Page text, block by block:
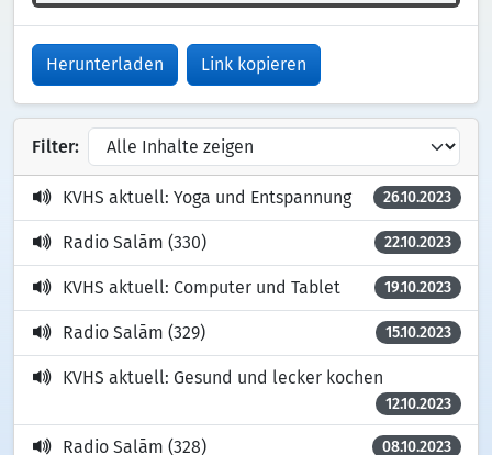
Herunterladen Link kopieren
Filter:
KVHS aktuell: Yoga und Entspannung 26.10.2023
Radio Salām (330) 22.10.2023
KVHS aktuell: Computer und Tablet 19.10.2023
Radio Salām (329) 15.10.2023
KVHS aktuell: Gesund und lecker kochen
12.10.2023
Radio Salām (328) 08.10.2023